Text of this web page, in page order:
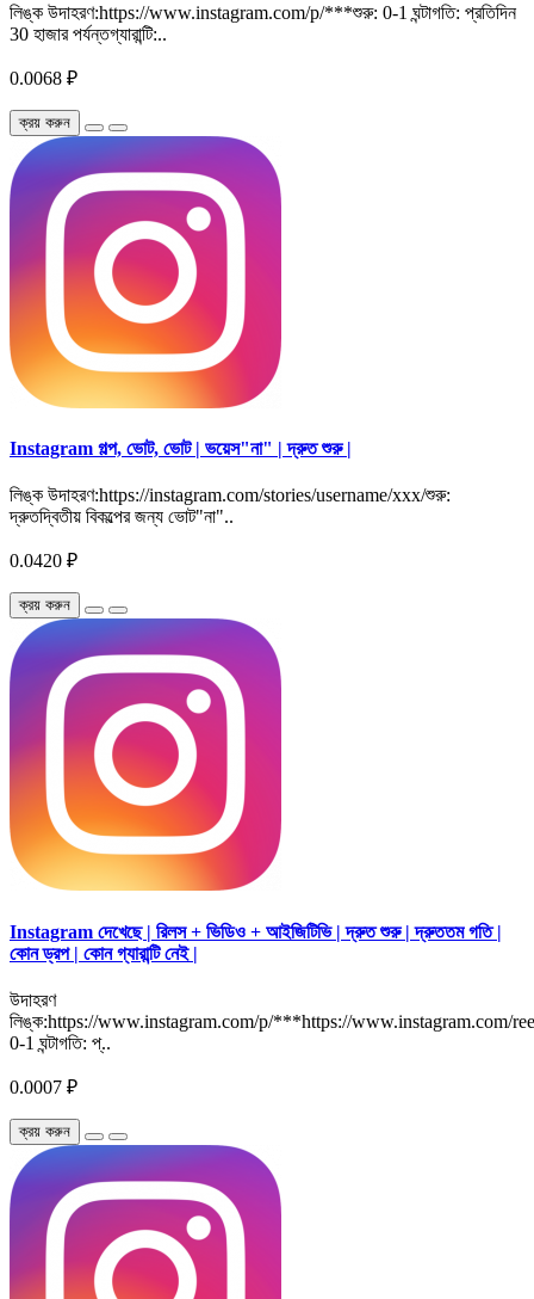
লিঙ্ক উদাহরণ:https://www.instagram.com/p/***শুরু: 0-1 ঘন্টাগতি: প্রতিদিন
30 হাজার পর্যন্তগ্যারান্টি:..
0.0068 ₽
ক্রয় করুন
Instagram গল্প, ভোট, ভোট | ভয়েস"না" | দ্রুত শুরু |
লিঙ্ক উদাহরণ:https://instagram.com/stories/username/xxx/শুরু:
দ্রুতদ্বিতীয় বিকল্পের জন্য ভোট"না"..
0.0420 ₽
ক্রয় করুন
Instagram দেখেছে | রিলস + ভিডিও + আইজিটিভি | দ্রুত শুরু | দ্রুততম গতি |
কোন ড্রপ | কোন গ্যারান্টি নেই |
উদাহরণ
লিঙ্ক:https://www.instagram.com/p/***https://www.instagram.com/
0-1 ঘন্টাগতি: প্..
0.0007 ₽
ক্রয় করুন